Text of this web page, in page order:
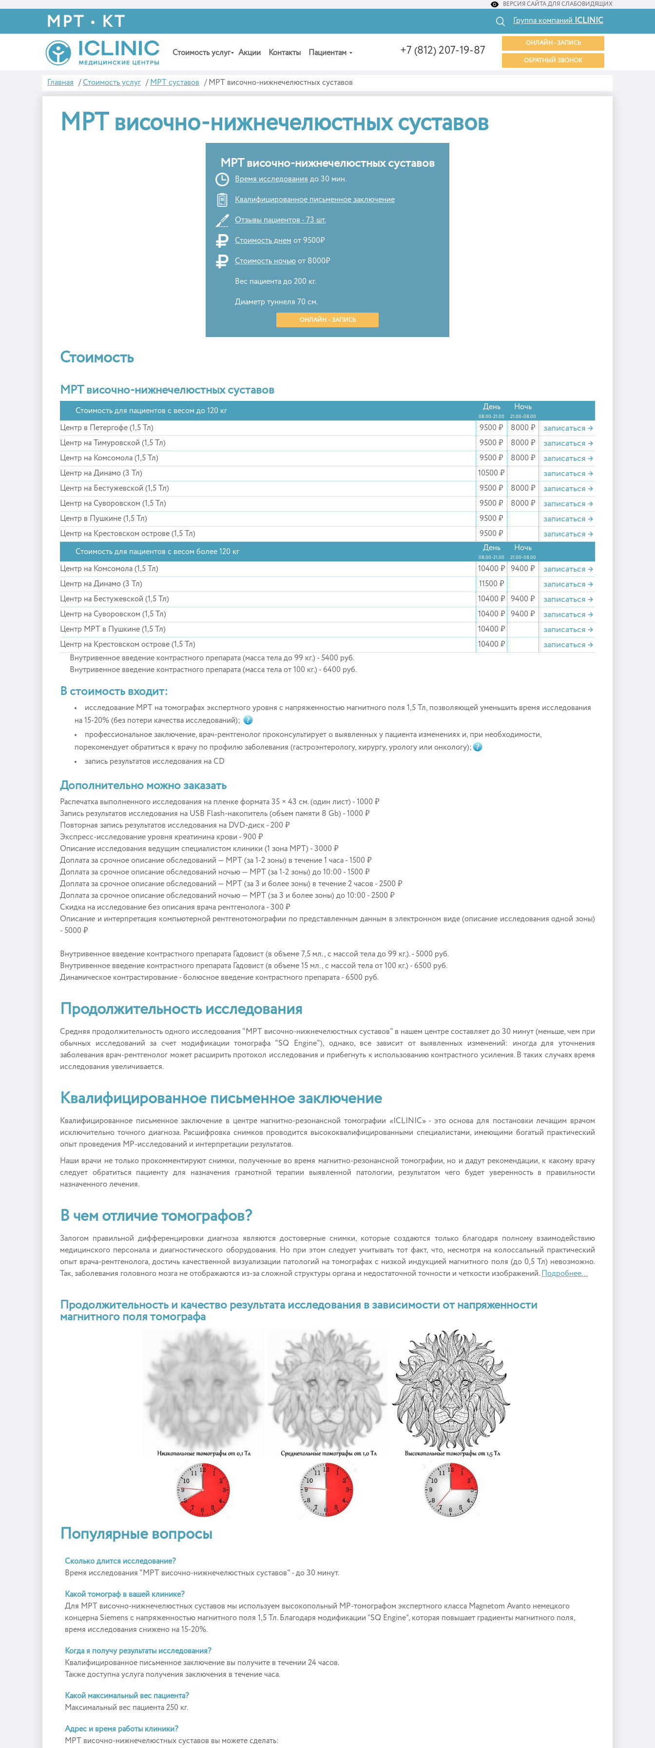
ВЕРСИЯ САЙТА ДЛЯ СЛАБОВИДЯЩИХ
МРТ • КТ Группа компаний ICLINIC
Стоимость услуг Акции Контакты Пациентам +7 (812) 207-19-87
ОНЛАЙН - ЗАПИСЬ
ОБРАТНЫЙ ЗВОНОК
Главная / Стоимость услуг / МРТ суставов / МРТ височно-нижнечелюстных суставов
МРТ височно-нижнечелюстных суставов
МРТ височно-нижнечелюстных суставов
Время исследования до 30 мин.
Квалифицированное письменное заключение
Отзывы пациентов - 73 шт.
Стоимость днем от 9500₽
Стоимость ночью от 8000₽
Вес пациента до 200 кг.
Диаметр туннеля 70 см.
ОНЛАЙН - ЗАПИСЬ
Продолжительность исследования
Средняя продолжительность одного исследования "МРТ височно-нижнечелюстных суставов" в нашем центре составляет до 30 минут (меньше, чем при
обычных исследований за счет модификации томографа "SQ Engine"), однако, все зависит от выявленных изменений: иногда для уточнения
заболевания врач-рентгенолог может расширить протокол исследования и прибегнуть к использованию контрастного усиления. В таких случаях время
исследования увеличивается.
Квалифицированное письменное заключение
Квалифицированное письменное заключение в центре магнитно-резонансной томографии «ICLINIC» - это основа для постановки лечащим врачом
исключительно точного диагноза. Расшифровка снимков проводится высококвалифицированными специалистами, имеющими богатый практический
опыт проведения МР-исследований и интерпретации результатов.
Наши врачи не только прокомментируют снимки, полученные во время магнитно-резонансной томографии, но и дадут рекомендации, к какому врачу
следует обратиться пациенту для назначения грамотной терапии выявленной патологии, результатом чего будет уверенность в правильности
назначенного лечения.
В чем отличие томографов?
Залогом правильной дифференцировки диагноза являются достоверные снимки, которые создаются только благодаря полному взаимодействию
медицинского персонала и диагностического оборудования. Но при этом следует учитывать тот факт, что, несмотря на колоссальный практический
опыт врача-рентгенолога, достичь качественной визуализации патологий на томографах с низкой индукцией магнитного поля (до 0,5 Тл) невозможно.
Так, заболевания головного мозга не отображаются из-за сложной структуры органа и недостаточной точности и четкости изображений.
Подробнее...
Продолжительность и качество результата исследования в зависимости от напряженности
магнитного поля томографа
Стоимость
МРТ височно-нижнечелюстных суставов
Стоимость для пациентов с весом до 120 кг День
08.00-21.00
Ночь
21.00-08.00
Центр в Петергофе (1,5 Тл) 9500 ₽ 8000 ₽ записаться →
Центр на Тимуровской (1,5 Тл) 9500 ₽ 8000 ₽ записаться →
Центр на Комсомола (1,5 Тл) 9500 ₽ 8000 ₽ записаться →
Центр на Динамо (3 Тл) 10500 ₽ записаться →
Центр на Бестужевской (1,5 Тл) 9500 ₽ 8000 ₽ записаться →
Центр на Суворовском (1,5 Тл) 9500 ₽ 8000 ₽ записаться →
Центр в Пушкине (1,5 Тл) 9500 ₽ записаться →
Центр на Крестовском острове (1,5 Тл) 9500 ₽ записаться →
Стоимость для пациентов с весом более 120 кг День
08.00-21.00
Ночь
21.00-08.00
Центр на Комсомола (1,5 Тл) 10400 ₽ 9400 ₽ записаться →
Центр на Динамо (3 Тл) 11500 ₽ записаться →
Центр на Бестужевской (1,5 Тл) 10400 ₽ 9400 ₽ записаться →
Центр на Суворовском (1,5 Тл) 10400 ₽ 9400 ₽ записаться →
Центр МРТ в Пушкине (1,5 Тл) 10400 ₽ записаться →
Центр на Крестовском острове (1,5 Тл) 10400 ₽ записаться →
Внутривенное введение контрастного препарата (масса тела до 99 кг.) - 5400 руб.
Внутривенное введение контрастного препарата (масса тела от 100 кг.) - 6400 руб.
В стоимость входит:
исследование МРТ на томографах экспертного уровня с напряженностью магнитного поля 1,5 Тл, позволяющей уменьшить время исследования
на 15-20% (без потери качества исследований);
профессиональное заключение, врач-рентгенолог проконсультирует о выявленных у пациента изменениях и, при необходимости,
порекомендует обратиться к врачу по профилю заболевания (гастроэнтерологу, хирургу, урологу или онкологу);
запись результатов исследования на CD
Дополнительно можно заказать
Распечатка выполненного исследования на пленке формата 35 × 43 см. (один лист) - 1000 ₽
Запись результатов исследования на USB Flash-накопитель (объем памяти 8 Gb) - 1000 ₽
Повторная запись результатов исследования на DVD-диск - 200 ₽
Экспресс-исследование уровня креатинина крови - 900 ₽
Описание исследования ведущим специалистом клиники (1 зона МРТ) - 3000 ₽
Доплата за срочное описание обследований — МРТ (за 1-2 зоны) в течение 1 часа - 1500 ₽
Доплата за срочное описание обследований ночью — МРТ (за 1-2 зоны) до 10:00 - 1500 ₽
Доплата за срочное описание обследований — МРТ (за 3 и более зоны) в течение 2 часов - 2500 ₽
Доплата за срочное описание обследований ночью — МРТ (за 3 и более зоны) до 10:00 - 2500 ₽
Скидка на исследование без описания врача рентгенолога - 300 ₽
Описание и интерпретация компьютерной рентгенотомографии по представленным данным в электронном виде (описание исследования одной зоны)
- 5000 ₽
Внутривенное введение контрастного препарата Гадовист (в объеме 7,5 мл., с массой тела до 99 кг.). - 5000 руб.
Внутривенное введение контрастного препарата Гадовист (в объеме 15 мл., с массой тела от 100 кг.) - 6500 руб.
Динамическое контрастирование - болюсное введение контрастного препарата - 6500 руб.
Популярные вопросы
Сколько длится исследование?
Время исследования "МРТ височно-нижнечелюстных суставов" - до 30 минут.
Какой томограф в вашей клинике?
Для МРТ височно-нижнечелюстных суставов мы используем высокопольный МР-томографом экспертного класса Magnetom Avanto немецкого
концерна Siemens с напряженностью магнитного поля 1,5 Тл. Благодаря модификации “SQ Engine”, которая повышает градиенты магнитного поля,
время исследования снижено на 15-20%.
Когда я получу результаты исследования?
Квалифицированное письменное заключение вы получите в течении 24 часов.
Также доступна услуга получения заключения в течение часа.
Какой максимальный вес пациента?
Максимальный вес пациента 250 кг.
Адрес и время работы клиники?
МРТ височно-нижнечелюстных суставов вы можете сделать: